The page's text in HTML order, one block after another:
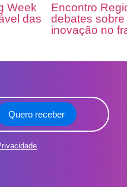
Week
das
Encontro
debates
inovação no
Quero receber